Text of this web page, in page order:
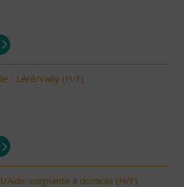
- Léré/Vailly (H/F)
Aide-soignante à domicile (H/F)